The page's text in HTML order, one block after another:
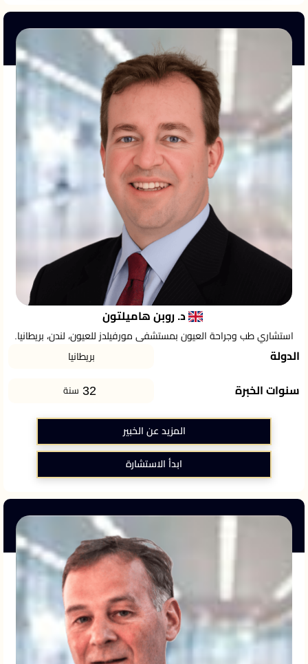
د. روبن هاميلتون
استشاري طب وجراحة العيون بمستشفى مورفيلدز للعيون، لندن، بريطانيا.
الدولة بريطانيا
سنوات الخبرة 32 سنة
المزيد عن الخبير
ابدأ الاستشارة